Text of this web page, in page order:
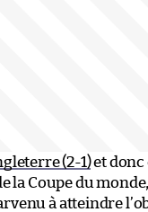
(2-1)et donc
la Coupe du
à atteindre